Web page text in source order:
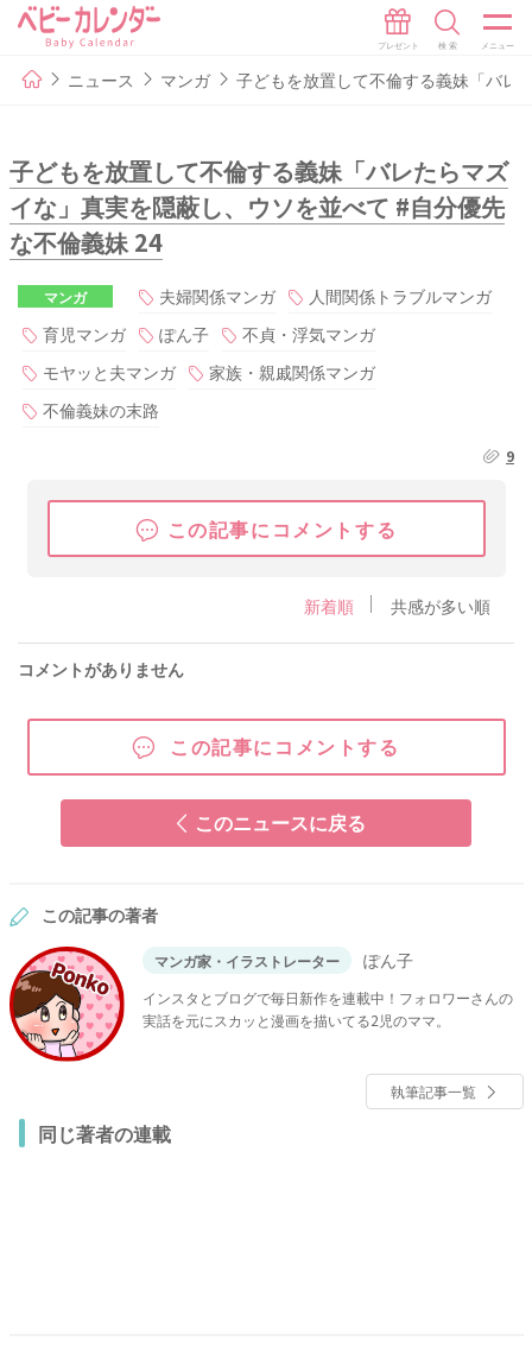
ニュース マンガ 子どもを放置して不倫する義妹「バレ
子どもを放置して不倫する義妹「バレたらマズ
イな」真実を隠蔽し、ウソを並べて #自分優先
な不倫義妹 24
マンガ 夫婦関係マンガ
人間関係トラブルマンガ
育児マンガ
ぽん子
不貞・浮気マンガ
モヤッと夫マンガ
家族・親戚関係マンガ
不倫義妹の末路
9
この記事にコメントする
新着順 共感が多い順
コメントがありません
この記事にコメントする
このニュースに戻る
この記事の著者
マンガ家・イラストレーター ぽん子
インスタとブログで毎日新作を連載中！フォロワーさんの
実話を元にスカッと漫画を描いてる2児のママ。
執筆記事一覧
同じ著者の連載